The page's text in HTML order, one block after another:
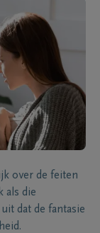
over de feiten
als die
dat de fantasie